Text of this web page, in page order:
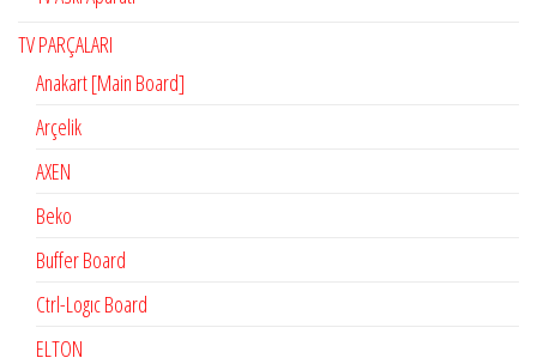
TV PARÇALARI
Anakart [Main Board]
Arçelik
AXEN
Beko
Buffer Board
Ctrl-Logıc Board
ELTON